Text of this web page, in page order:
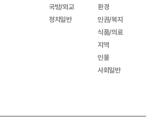
국방/외교
정치일반
환경
인권/복지
식품/의료
지역
인물
사회일반